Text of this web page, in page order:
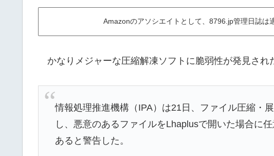
Amazonのアソシエイトとして、8796.jp管理日誌は
かなりメジャーな圧縮解凍ソフトに脆弱性が発見され
情報処理推進機構（IPA）は21日、ファイル圧縮・
し、悪意のあるファイルをLhaplusで開いた場合に
あると警告した。